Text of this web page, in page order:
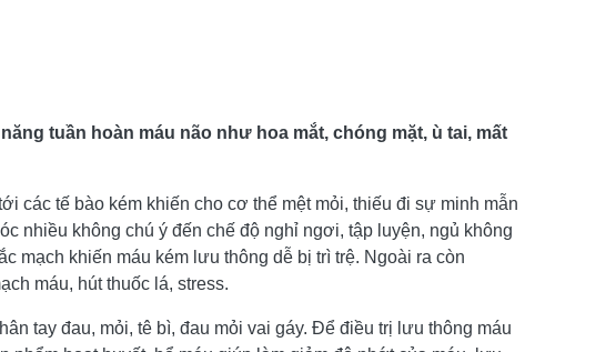
tuần hoàn máu não như hoa mắt, chóng mặt, ù tai, mất
các tế bào kém khiến cho cơ thể mệt mỏi, thiếu đi sự minh mẫn
nhiều không chú ý đến chế độ nghỉ ngơi, tập luyện, ngủ không
mạch khiến máu kém lưu thông dễ bị trì trệ. Ngoài ra còn
máu, hút thuốc lá, stress.
tay đau, mỏi, tê bì, đau mỏi vai gáy. Để điều trị lưu thông máu